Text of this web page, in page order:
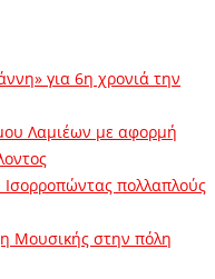
για 6η χρονιά την
Λαμιέων με αφορμή
πολλαπλούς
Μουσικής στην πόλη